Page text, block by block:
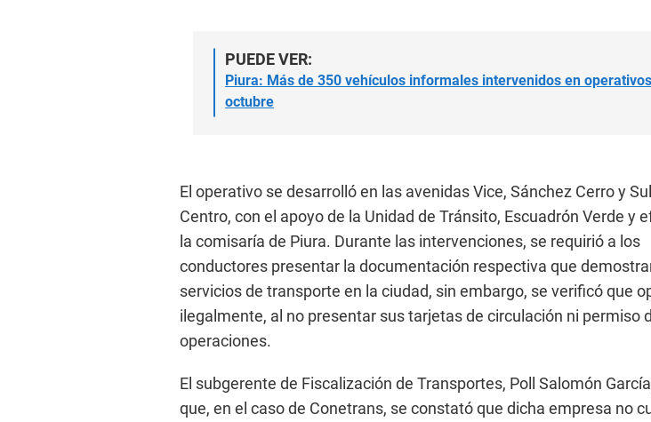
PUEDE VER:
Piura: Más de 350 vehículos informales intervenidos en
octubre
El operativo se desarrolló en las avenidas Vice, Sánchez Cerro y
Centro, con el apoyo de la Unidad de Tránsito, Escuadrón Verde y
la comisaría de Piura. Durante las intervenciones, se requirió a los
conductores presentar la documentación respectiva que
servicios de transporte en la ciudad, sin embargo, se verificó que
ilegalmente, al no presentar sus tarjetas de circulación ni permiso
operaciones.
El subgerente de Fiscalización de Transportes, Poll Salomón
que, en el caso de Conetrans, se constató que dicha empresa no